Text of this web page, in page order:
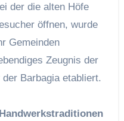
der die alten Höfe
öffnen, wurde
Gemeinden
Zeugnis der
Barbagia etabliert.